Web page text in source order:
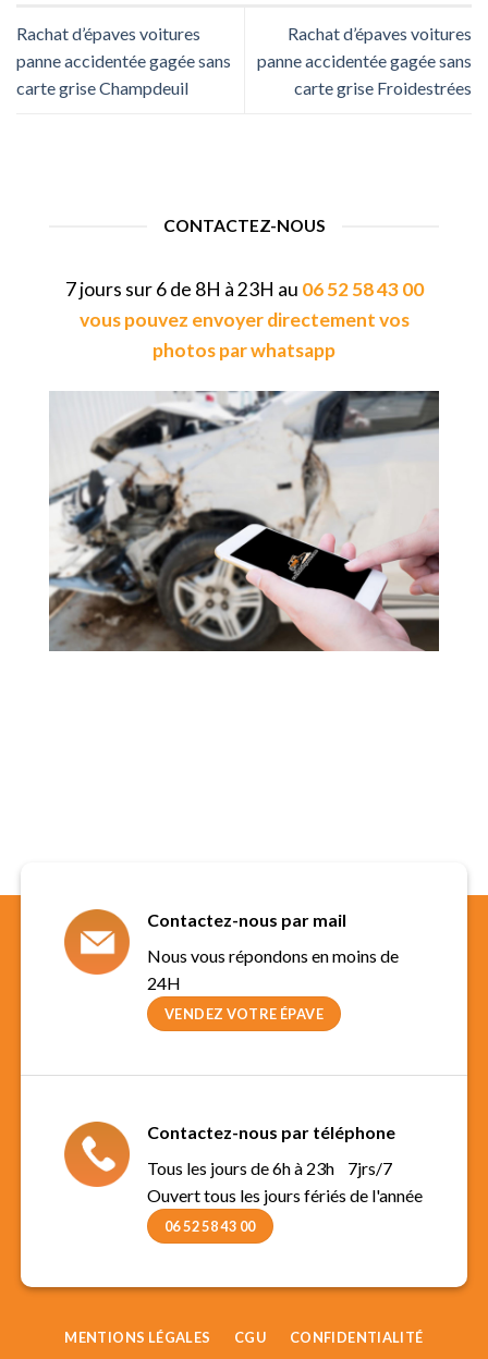
Rachat d’épaves voitures
panne accidentée gagée sans
carte grise Champdeuil
Rachat d’épaves voitures
panne accidentée gagée sans
carte grise Froidestrées
CONTACTEZ-NOUS
7 jours sur 6 de 8H à 23H au 06 52 58 43 00
vous pouvez envoyer directement vos
photos par whatsapp
Contactez-nous par mail
Nous vous répondons en moins de
24H
VENDEZ VOTRE ÉPAVE
Contactez-nous par téléphone
Tous les jours de 6h à 23h 7jrs/7
Ouvert tous les jours fériés de l'année
06 52 58 43 00
MENTIONS LÉGALES CGU CONFIDENTIALITÉ